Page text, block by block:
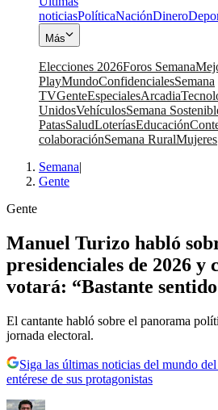
noticiasPolíticaNaciónDinero
Más
Elecciones 2026Foros Semana
PlayMundoConfidencialesSemana
TVGenteEspecialesArcadia
UnidosVehículosSemana
PatasSaludLoteríasEducación
colaboraciónSemana RuralMujeres
Semana|
Gente
Gente
Manuel Turizo habló
presidenciales de 2026 y
votará: “Bastante
El cantante habló sobre el panorama
jornada electoral.
Siga las últimas noticias del mundo
entérese de sus protagonistas